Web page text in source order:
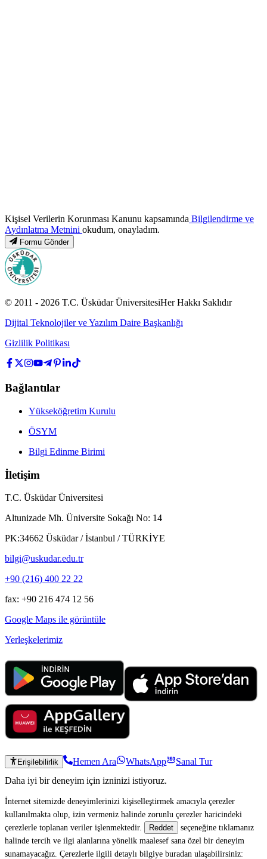
Kişisel Verilerin Korunması Kanunu kapsamında Bilgilendirme ve
Aydınlatma Metnini okudum, onayladım.
Formu Gönder
© 2011 - 2026 T.C. Üsküdar ÜniversitesiHer Hakkı Saklıdır
Dijital Teknolojiler ve Yazılım Daire Başkanlığı
Gizlilik Politikası
Bağlantılar
Yükseköğretim Kurulu
ÖSYM
Bilgi Edinme Birimi
İletişim
T.C. Üsküdar Üniversitesi
Altunizade Mh. Üniversite Sokağı No: 14
PK:34662 Üsküdar / İstanbul / TÜRKİYE
bilgi@uskudar.edu.tr
+90 (216) 400 22 22
fax: +90 216 474 12 56
Google Maps ile görüntüle
Yerleşkelerimiz
Erişilebilirlik Hemen Ara WhatsApp
Sanal Tur
Daha iyi bir deneyim için izninizi istiyoruz.
İnternet sitemizde deneyimlerinizi kişiselleştirmek amacıyla çerezler
kullanılmakta olup, izin vermeniz halinde zorunlu çerezler haricindeki
çerezlerle toplanan veriler işlenmektedir.
Reddet
seçeneğine tıklamanız
halinde tercih ve ilgi alanlarına yönelik maalesef sana özel bir deneyim
sunamayacağız. Çerezlerle ilgili detaylı bilgiye buradan ulaşabilirsiniz: